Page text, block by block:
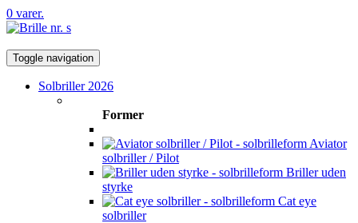
0 varer.
Toggle navigation
Solbriller 2026
Former
Aviator
solbriller / Pilot
Briller uden
styrke
Cat eye
solbriller